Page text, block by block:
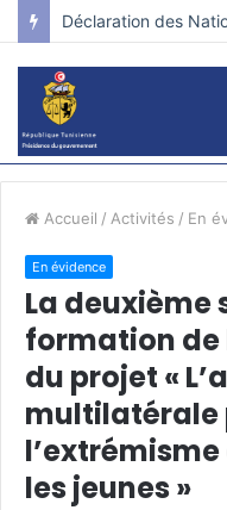
Accueil / Activités / En
En évidence
La deuxième
formation de
du projet «
multilatérale
les jeunes »